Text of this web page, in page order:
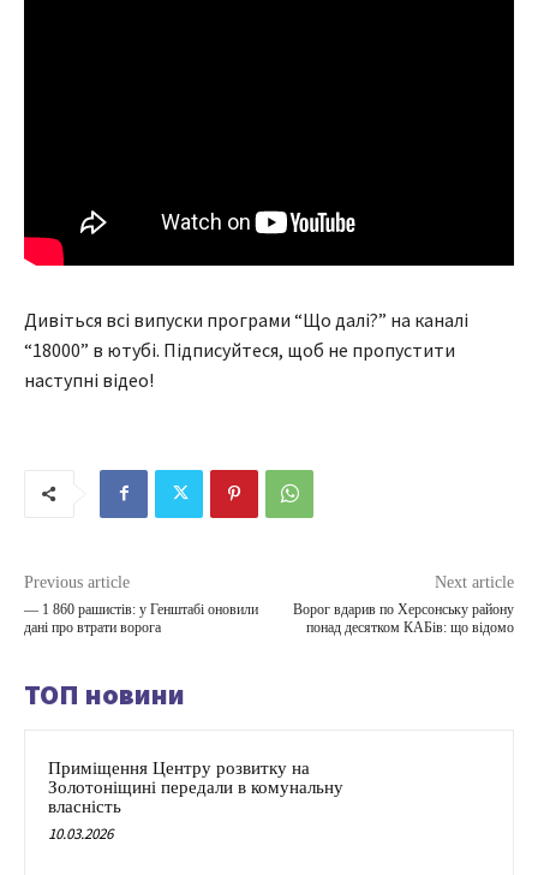
Дивіться всі випуски програми “Що далі?” на каналі
“18000” в ютубі. Підписуйтеся, щоб не пропустити
наступні відео!
Previous article
— 1 860 рашистів: у Генштабі оновили
дані про втрати ворога
Next article
Ворог вдарив по Херсонську району
понад десятком КАБів: що відомо
ТОП новини
Приміщення Центру розвитку на
Золотоніщині передали в комунальну
власність
10.03.2026